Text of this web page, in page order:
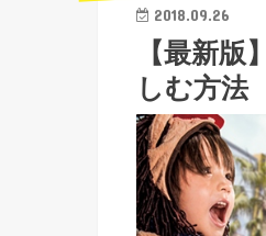
2018.09.26
【最新
しむ方法